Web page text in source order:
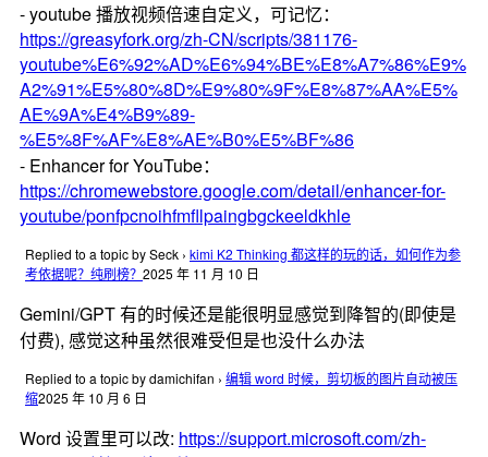
- youtube 播放视频倍速自定义，可记忆：
https://greasyfork.org/zh-CN/scripts/381176-
youtube%E6%92%AD%E6%94%BE%E8%A7%86%E9%
A2%91%E5%80%8D%E9%80%9F%E8%87%AA%E5%
AE%9A%E4%B9%89-
%E5%8F%AF%E8%AE%B0%E5%BF%86
- Enhancer for YouTube：
https://chromewebstore.google.com/detail/enhancer-for-
youtube/ponfpcnoihfmfllpaingbgckeeldkhle
Replied to a topic by Seck › kimi K2 Thinking 都这样的玩的话，如何作为参
考依据呢？纯刷榜？ 2025 年 11 月 10 日
Gemini/GPT 有的时候还是能很明显感觉到降智的(即使是
付费), 感觉这种虽然很难受但是也没什么办法
Replied to a topic by damichifan › 编辑 word 时候，剪切板的图片自动被压
缩2025 年 10 月 6 日
Word 设置里可以改: https://support.microsoft.com/zh-